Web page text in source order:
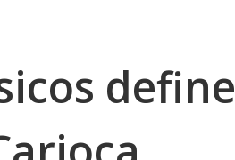
define